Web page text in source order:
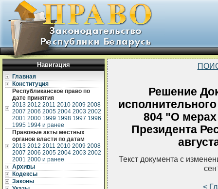
Навигация
Главная
Конституция
Республиканское право по
дате принятия
2013 2012 2011 2010 2009 2008
2007 2006 2005 2004 2003 2002
2001 2000 1999 1998 1997 1996
1995 1994 и ранее
Правовые акты местных
органов власти по датам
2013 2012 2011 2010 2009 2008
2007 2006 2005 2004 2003 2002
2001 2000 и ранее
Архивы
Кодексы
Законы
Решение
804 "О мерах
Президента
Текст документа с
<